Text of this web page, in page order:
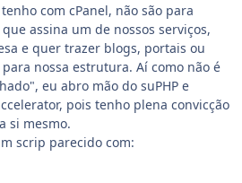
com cPanel, não são para
assina um de nossos serviços,
e quer trazer blogs, portais ou
nossa estrutura. Aí como não é
eu abro mão do suPHP e
pois tenho plena convicção
si mesmo.
scrip parecido com: